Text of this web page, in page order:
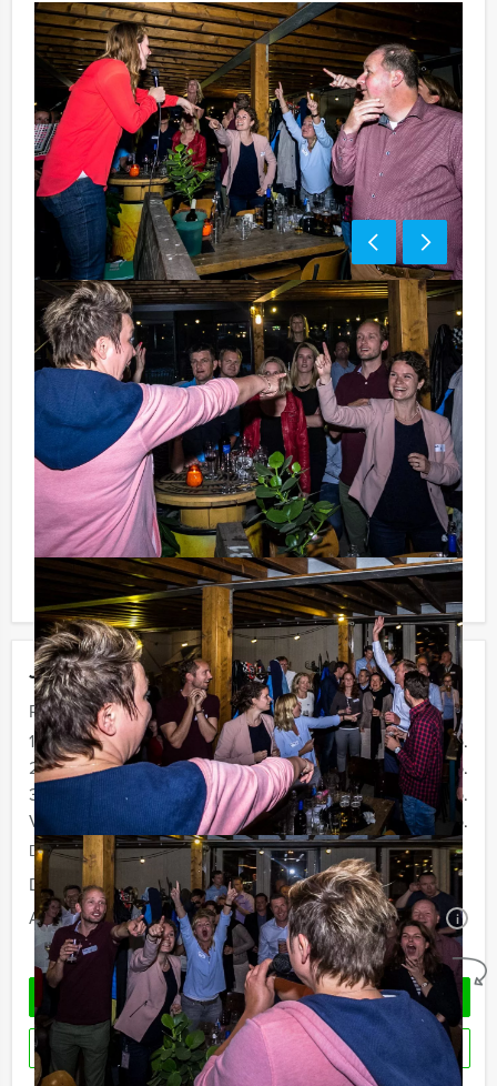
Jouw uitje
Prijs :
12 - 19 personen
€ 72,50 p.p.
20 - 29 personen
€ 69,50 p.p.
30 - 39 personen
€ 66,50 p.p.
Vanaf 40 personen
€ 64,50 p.p.
De prijzen zijn exclusief BTW
Duur:
4 uur
Aantal:
Minimaal 12 personen i
Geheel vrijblijvend
OFFERTE AANVRAGEN
RESERVEREN
Tip:
Niet telkens uw knip hoeven trekken om uw drankje af
te rekenen? Voor € 13,50 per persoon per uur (excl.
BTW) kunt u gebruikmaken van het drankarrangement,
waarbij u onbeperkt kunt genieten van bier, fris,
huiswijn, koffie en thee. Zo komt u ook achteraf niet
voor verrassingen te staan!
Komt u niet aan het minimale aantal deelnemers? Als u
bereid bent voor het minimale aantal te betalen, kunt u
ook gewoon voor minder personen boeken!